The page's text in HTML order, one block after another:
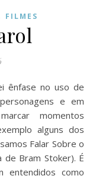
FILMES
e em
momentos
alguns dos
Falar Sobre o
de Bram Stoker). É
entendidos como